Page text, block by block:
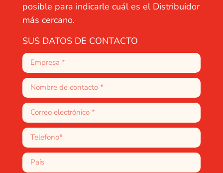
posible para indicarle cuál es el Distribuidor
más cercano.
SUS DATOS DE CONTACTO